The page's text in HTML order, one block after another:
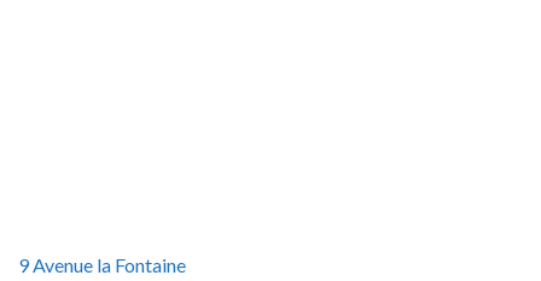
9 Avenue la Fontaine